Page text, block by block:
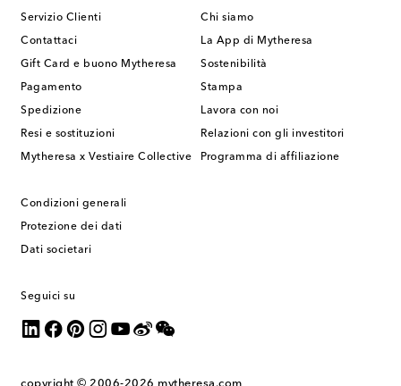
Servizio Clienti
Contattaci
Gift Card e buono Mytheresa
Pagamento
Spedizione
Resi e sostituzioni
Mytheresa x Vestiaire Collective
Chi siamo
La App di Mytheresa
Sostenibilità
Stampa
Lavora con noi
Relazioni con gli investitori
Programma di affiliazione
Condizioni generali
Protezione dei dati
Dati societari
Seguici su